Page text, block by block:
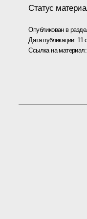
Статус
Опубликован в
Дата публикации: 11
Ссылка на